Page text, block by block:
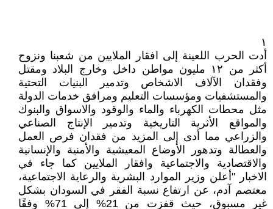
١
أدت الحرب اللعينة إلى افقار الملايين من شعبنا ونزوح
أكثر من ١٢ مليون مواطن داخل وخارج البلاد ومقتل
وفقدان الآلاف الاشخاص وتدمير البنيات التحتية
والمستشفيات ومؤسسات التعليم ومرافق خدمات الدولة
مثل محطات الكهرباء والماء والوقود والاسواق والبنوك
والمواقع الأثرية التاريخية وتدمير الإنتاج الصناعي
والزراعي مما أدى إلى المزيد من فقدان فرص العمل
والعطالة وتدهور الأوضاع المعيشية والأمنية والإنسانية
والاقتصادية والاجتماعية وافقار الملايين كما جاء في
الاخبار "أعلن وزير الموارد البشرية والرعاية الاجتماعية،
معتصم آدم، عن ارتفاع نسبة الفقر في السودان بشكل
غير مسبوق، حيث قفزت من 21% إلى 71% وفقًا